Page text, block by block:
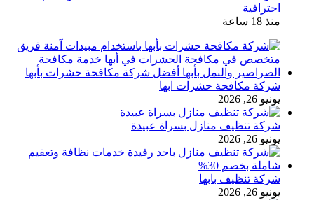
احترافية
منذ 18 ساعة
شركة مكافحة حشرات ابها
يونيو 26, 2026
شركة تنظيف منازل بسراة عبيدة
يونيو 26, 2026
شركة تنظيف بابها
يونيو 26, 2026